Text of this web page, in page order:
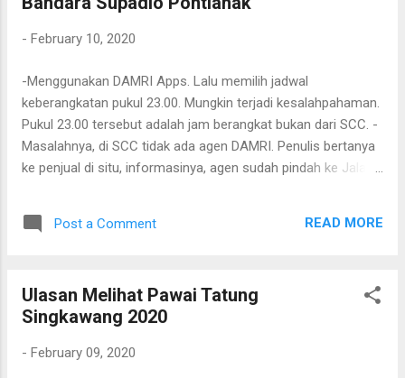
Baru ditambahkan untuk proses yang lebih lanjut. -Untuk
menggeser layar, maka akan muncul video klip selanjutnya
diedit lebih pasti. -Dari pengalaman penulis munc...
- February 10, 2020
-Menggunakan DAMRI Apps. Lalu memilih jadwal
keberangkatan pukul 23.00. Mungkin terjadi kesalahpahaman.
Pukul 23.00 tersebut adalah jam berangkat bukan dari SCC. -
Masalahnya, di SCC tidak ada agen DAMRI. Penulis bertanya
ke penjual di situ, informasinya, agen sudah pindah ke Jalan
Post a Comment READ MORE
Ulasan Melihat Pawai Tatung
Singkawang 2020
- February 09, 2020